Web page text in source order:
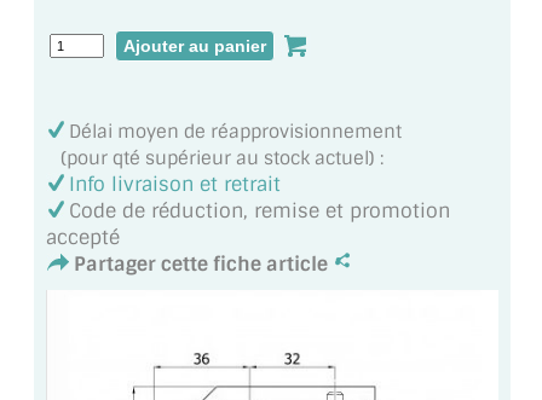
MIROIR POUR SALLE DE DANSE
MIROIR TV
VERRE SUR MESURE
VERRE EXTRACLAIR
PAROI DE DOUCHE
Délai moyen de réapprovisionnement
(pour qté supérieur au stock actuel) :
Info livraison et retrait
Code de réduction, remise et promotion
accepté
Partager cette fiche article